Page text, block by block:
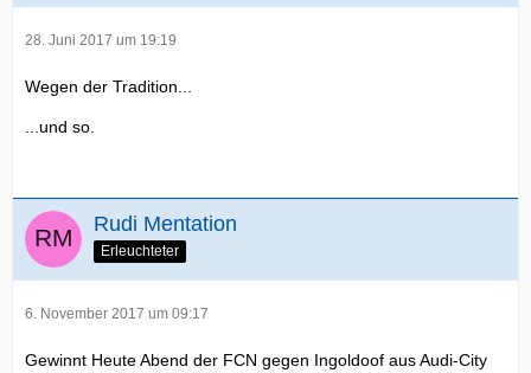
28. Juni 2017 um 19:19
Wegen der Tradition...
...und so.
Rudi Mentation
Erleuchteter
6. November 2017 um 09:17
Gewinnt Heute Abend der FCN gegen Ingoldoof aus Audi-City